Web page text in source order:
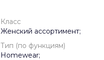
Класс
Женский ассортимент;
Тип (по функциям)
Homewear;